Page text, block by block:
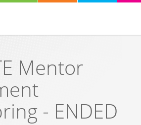
Mentor
- ENDED